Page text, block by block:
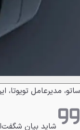
مدیرعامل
شاید بیان